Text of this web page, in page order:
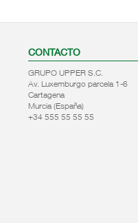
CONTACTO
GRUPO UPPER S.C.
Av. Luxemburgo parcela 1-6
Cartagena
Murcia (España)
+34 555 55 55 55